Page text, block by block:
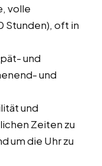
volle
Stunden), oft in
und
und
und
Zeiten zu
um die Uhr zu